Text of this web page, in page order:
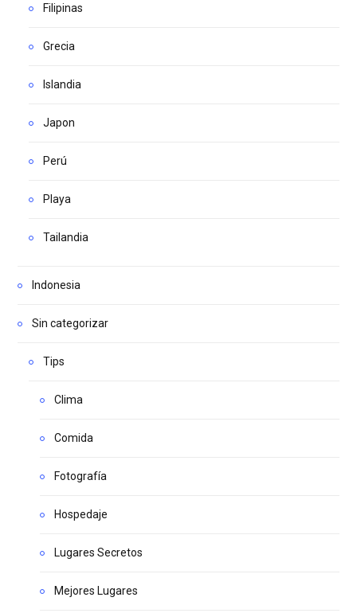
Filipinas
Grecia
Islandia
Japon
Perú
Playa
Tailandia
Indonesia
Sin categorizar
Tips
Clima
Comida
Fotografía
Hospedaje
Lugares Secretos
Mejores Lugares